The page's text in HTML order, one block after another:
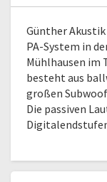
Günther
PA-System in
Mühlhausen im
besteht aus
großen
Die passiven